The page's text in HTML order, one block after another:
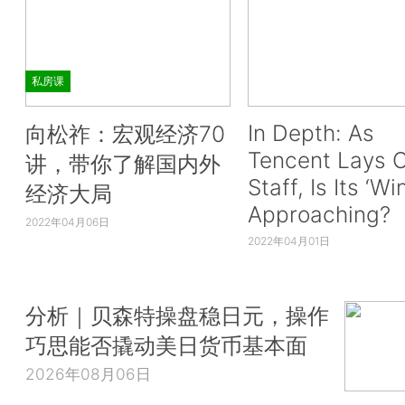
私房课
向松祚：宏观经济70
讲，带你了解国内外
经济大局
2022年04月06日
In Depth: As
Tencent Lays
Staff, Is Its
Approaching?
2022年04月01日
分析｜贝森特操盘稳日元，操作
巧思能否撬动美日货币基本面
2026年08月06日